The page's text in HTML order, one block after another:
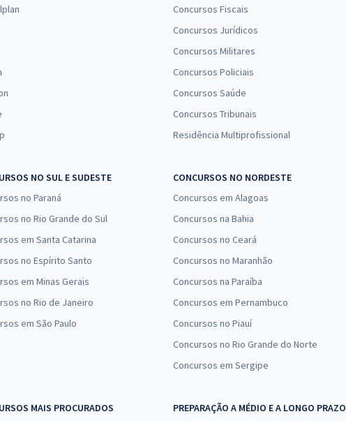
Concursos Fiscais
Concursos Jurídicos
Concursos Militares
Concursos Policiais
Concursos Saúde
Concursos Tribunais
Residência Multiprofissional
NO SUL E SUDESTE
no Paraná
no Rio Grande do Sul
em Santa Catarina
no Espírito Santo
em Minas Gerais
no Rio de Janeiro
em São Paulo
CONCURSOS NO NORDESTE
Concursos em Alagoas
Concursos na Bahia
Concursos no Ceará
Concursos no Maranhão
Concursos na Paraíba
Concursos em Pernambuco
Concursos no Piauí
Concursos no Rio Grande do Norte
Concursos em Sergipe
MAIS PROCURADOS
PREPARAÇÃO A MÉDIO E A LONGO PRAZO